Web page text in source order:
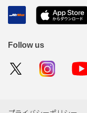
Follow us